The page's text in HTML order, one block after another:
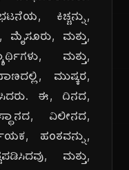
ಕಿಚ್ಚನ್ನು,
ಮೈಸೂರು, ಮತ್ತು,
ಮತ್ತು,
ಮುಷ್ಕರ,
ಈ, ದಿನದ,
ವಿಲೀನದ,
ಹಂತವನ್ನು,
ಮತ್ತು,